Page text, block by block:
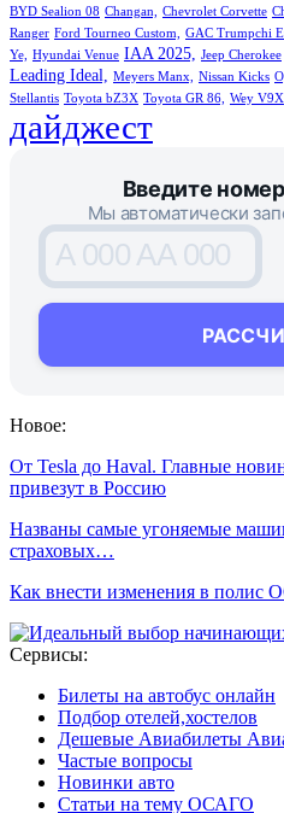
BYD Sealion 08 Changan, Chevrolet Corvette
Ranger Ford Tourneo Custom, GAC Trumpchi
Ye, Hyundai Venue IAA 2025, Jeep Cherokee
Leading Ideal, Meyers Manx, Nissan Kicks
Stellantis Toyota bZ3X Toyota GR 86, Wey V9X
дайджест
Введите
Мы автоматически
A 000 AA 000
Новое:
От Tesla до Haval. Главные
привезут в Россию
Названы самые угоняемые
страховых…
Как внести изменения в полис
Сервисы:
Билеты на автобус онлайн
Подбор отелей,хостелов
Дешевые Авиабилеты
Частые вопросы
Новинки авто
Статьи на тему ОСАГО